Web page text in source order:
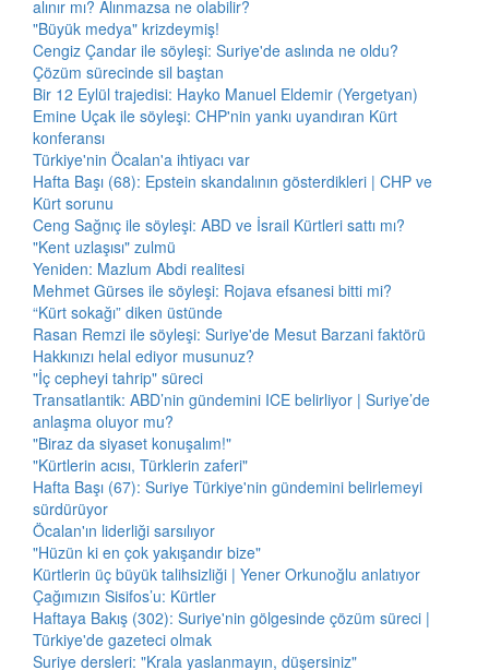
alınır mı? Alınmazsa ne olabilir?
"Büyük medya" krizdeymiş!
Cengiz Çandar ile söyleşi: Suriye'de aslında ne oldu?
Çözüm sürecinde sil baştan
Bir 12 Eylül trajedisi: Hayko Manuel Eldemir (Yergetyan)
Emine Uçak ile söyleşi: CHP'nin yankı uyandıran Kürt
konferansı
Türkiye'nin Öcalan'a ihtiyacı var
Hafta Başı (68): Epstein skandalının gösterdikleri | CHP ve
Kürt sorunu
Ceng Sağnıç ile söyleşi: ABD ve İsrail Kürtleri sattı mı?
"Kent uzlaşısı" zulmü
Yeniden: Mazlum Abdi realitesi
Mehmet Gürses ile söyleşi: Rojava efsanesi bitti mi?
“Kürt sokağı” diken üstünde
Rasan Remzi ile söyleşi: Suriye'de Mesut Barzani faktörü
Hakkınızı helal ediyor musunuz?
"İç cepheyi tahrip" süreci
Transatlantik: ABD’nin gündemini ICE belirliyor | Suriye’de
anlaşma oluyor mu?
"Biraz da siyaset konuşalım!"
"Kürtlerin acısı, Türklerin zaferi"
Hafta Başı (67): Suriye Türkiye'nin gündemini belirlemeyi
sürdürüyor
Öcalan'ın liderliği sarsılıyor
"Hüzün ki en çok yakışandır bize"
Kürtlerin üç büyük talihsizliği | Yener Orkunoğlu anlatıyor
Çağımızın Sisifos’u: Kürtler
Haftaya Bakış (302): Suriye'nin gölgesinde çözüm süreci |
Türkiye'de gazeteci olmak
Suriye dersleri: "Krala yaslanmayın, düşersiniz"